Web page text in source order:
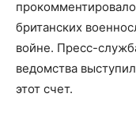
британских
войне. Пресс-
ведомства
этот счет.